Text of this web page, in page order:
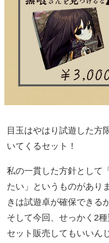
目玉はやはり試遊した方
いてくるセット！
私の一貫した方針として
たい」というものがあり
きは試遊卓が確保できる
そして今回、せっかく2
セット販売してもいいん